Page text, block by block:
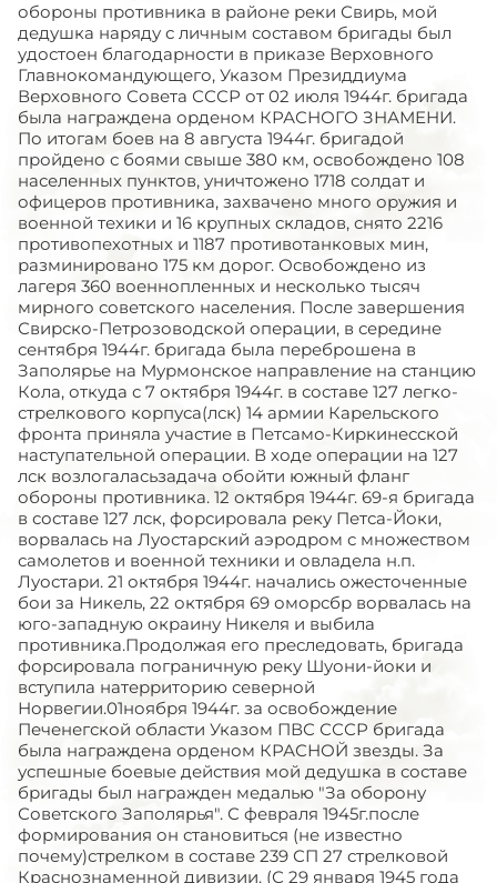
обороны противника в районе реки Свирь, мой
дедушка наряду с личным составом бригады был
удостоен благодарности в приказе Верховного
Главнокомандующего, Указом Президдиума
Верховного Совета СССР от 02 июля 1944г. бригада
была награждена орденом КРАСНОГО ЗНАМЕНИ.
По итогам боев на 8 августа 1944г. бригадой
пройдено с боями свыше 380 км, освобождено 108
населенных пунктов, уничтожено 1718 солдат и
офицеров противника, захвачено много оружия и
военной техики и 16 крупных складов, снято 2216
противопехотных и 1187 противотанковых мин,
разминировано 175 км дорог. Освобождено из
лагеря 360 военнопленных и несколько тысяч
мирного советского населения. После завершения
Свирско-Петрозоводской операции, в середине
сентября 1944г. бригада была переброшена в
Заполярье на Мурмонское направление на станцию
Кола, откуда с 7 октября 1944г. в составе 127 легко-
стрелкового корпуса(лск) 14 армии Карельского
фронта приняла участие в Петсамо-Киркинесской
наступательной операции. В ходе операции на 127
лск возлогаласьзадача обойти южный фланг
обороны противника. 12 октября 1944г. 69-я бригада
в составе 127 лск, форсировала реку Петса-Йоки,
ворвалась на Луостарский аэродром с множеством
самолетов и военной техники и овладела н.п.
Луостари. 21 октября 1944г. начались ожесточенные
бои за Никель, 22 октября 69 оморсбр ворвалась на
юго-западную окраину Никеля и выбила
противника.Продолжая его преследовать, бригада
форсировала пограничную реку Шуони-йоки и
вступила натерриторию северной
Норвегии.01ноября 1944г. за освобождение
Печенегской области Указом ПВС СССР бригада
была награждена орденом КРАСНОЙ звезды. За
успешные боевые действия мой дедушка в составе
бригады был награжден медалью "За оборону
Советского Заполярья". С февраля 1945г.после
формирования он становиться (не известно
почему)стрелком в составе 239 СП 27 стрелковой
Краснознаменной дивизии. (С 29 января 1945 года